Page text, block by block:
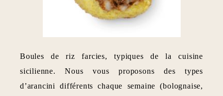
Boules de riz farcies, typiques de la cuisine
sicilienne. Nous vous proposons des types
d’arancini différents chaque semaine (bolognaise,